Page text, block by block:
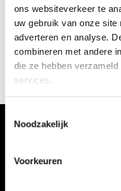
ons websiteverkeer te
uw gebruik van onze
adverteren en analyse.
combineren met andere
die ze hebben
services.
Noodzakelijk
Voorkeuren
Er is iets moois in het
gebouwd en zal